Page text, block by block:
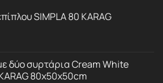
SIMPLA 80 KARAG
δύο συρτάρια Cream White
80x50x50cm